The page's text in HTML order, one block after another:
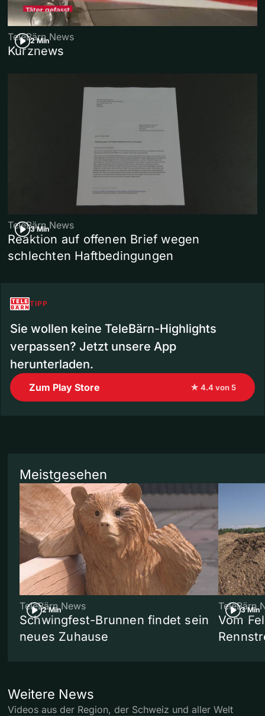
2 Min
TeleBärn News
Kurznews
3 Min
TeleBärn News
Reaktion auf offenen Brief wegen
schlechten Haftbedingungen
TIPP
Sie wollen keine TeleBärn-Highlights
verpassen? Jetzt unsere App
herunterladen.
Zum Play Store ★ 4.4 von 5
Meistgesehen
2 Min
TeleBärn News
Schwingfest-Brunnen findet sein
neues Zuhause
3 Min
TeleBärn
Vom
Weitere News
Videos aus der Region, der Schweiz und aller Welt